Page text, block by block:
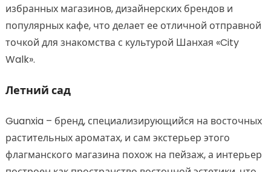
избранных магазинов, дизайнерских брендов и
популярных кафе, что делает ее отличной отправной
точкой для знакомства с культурой Шанхая «City
Walk».
Летний сад
Guanxia – бренд, специализирующийся на восточных
растительных ароматах, и сам экстерьер этого
флагманского магазина похож на пейзаж, а интерьер